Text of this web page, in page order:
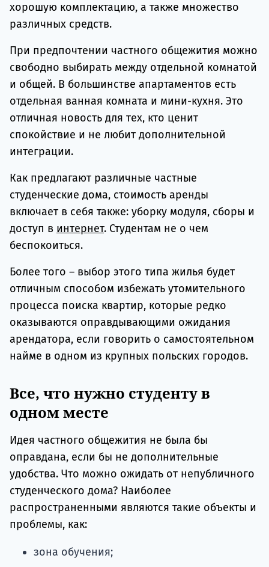
хорошую комплектацию, а также множество
различных средств.
При предпочтении частного общежития можно
свободно выбирать между отдельной комнатой
и общей. В большинстве апартаментов есть
отдельная ванная комната и мини-кухня. Это
отличная новость для тех, кто ценит
спокойствие и не любит дополнительной
интеграции.
Как предлагают различные частные
студенческие дома, стоимость аренды
включает в себя также: уборку модуля, сборы и
доступ в интернет. Студентам не о чем
беспокоиться.
Более того – выбор этого типа жилья будет
отличным способом избежать утомительного
процесса поиска квартир, которые редко
оказываются оправдывающими ожидания
арендатора, если говорить о самостоятельном
найме в одном из крупных польских городов.
Все, что нужно студенту в
одном месте
Идея частного общежития не была бы
оправдана, если бы не дополнительные
удобства. Что можно ожидать от непубличного
студенческого дома? Наиболее
распространенными являются такие объекты и
проблемы, как:
зона обучения;